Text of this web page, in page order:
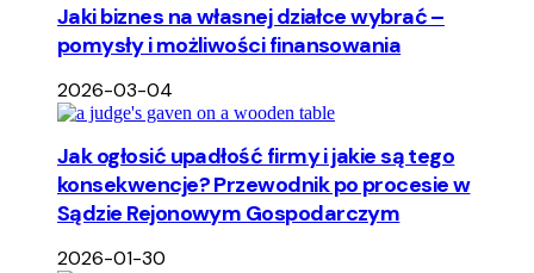
Jaki biznes na własnej działce wybrać –
pomysły i możliwości finansowania
2026-03-04
Jak ogłosić upadłość firmy i jakie są tego
konsekwencje? Przewodnik po procesie w
Sądzie Rejonowym Gospodarczym
2026-01-30